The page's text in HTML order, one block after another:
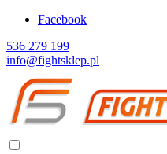
Facebook
536 279 199
info@fightsklep.pl